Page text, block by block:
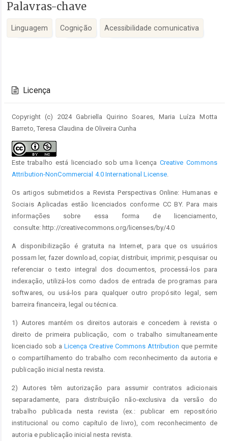
Palavras-chave
Linguagem Cognição Acessibilidade comunicativa
do
artigo
Licença
Copyright (c) 2024 Gabriella Quirino Soares, Maria Luíza Motta
Barreto, Teresa Claudina de Oliveira Cunha
Este trabalho está licenciado sob uma licença Creative Commons
Attribution-NonCommercial 4.0 International License.
Os artigos submetidos a Revista Perspectivas Online: Humanas e
Sociais Aplicadas estão licenciados conforme CC BY. Para mais
informações sobre essa forma de licenciamento,
consulte: http://creativecommons.org/licenses/by/4.0
A disponibilização é gratuita na Internet, para que os usuários
possam ler, fazer download, copiar, distribuir, imprimir, pesquisar ou
referenciar o texto integral dos documentos, processá-los para
indexação, utilizá-los como dados de entrada de programas para
softwares, ou usá-los para qualquer outro propósito legal, sem
barreira financeira, legal ou técnica.
1) Autores mantém os direitos autorais e concedem à revista o
direito de primeira publicação, com o trabalho simultaneamente
licenciado sob a Licença Creative Commons Attribution que permite
o compartilhamento do trabalho com reconhecimento da autoria e
publicação inicial nesta revista.
2) Autores têm autorização para assumir contratos adicionais
separadamente, para distribuição não-exclusiva da versão do
trabalho publicada nesta revista (ex.: publicar em repositório
institucional ou como capítulo de livro), com reconhecimento de
autoria e publicação inicial nesta revista.